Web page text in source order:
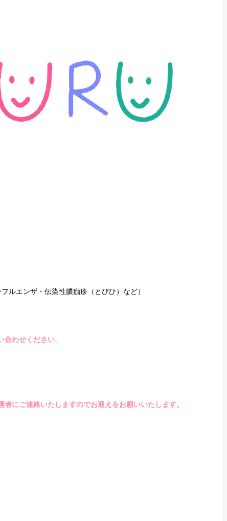
ルエンザ・伝染性膿痂疹（とびひ）など）
合わせください。
にご連絡いたしますのでお迎えをお願いいたします。